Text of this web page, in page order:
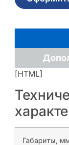
[HTML]
Габариты,